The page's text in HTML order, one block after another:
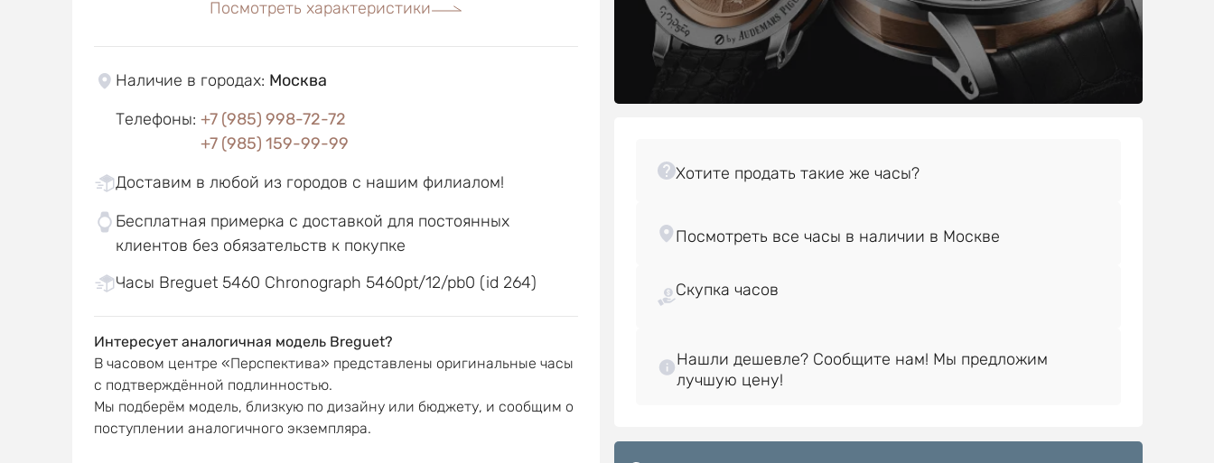
Посмотреть характеристики
Наличие в городах: Москва
Телефоны: +7 (985) 998-72-72
+7 (985) 159-99-99
Доставим в любой из городов с нашим филиалом!
Бесплатная примерка с доставкой для постоянных
клиентов без обязательств к покупке
Часы Breguet 5460 Chronograph 5460pt/12/pb0 (id 264)
Интересует аналогичная модель Breguet?
В часовом центре «Перспектива» представлены оригинальные часы
с подтверждённой подлинностью.
Мы подберём модель, близкую по дизайну или бюджету, и сообщим о
поступлении аналогичного экземпляра.
Скупка часов
Нашли дешевле? Сообщите нам! Мы предложим